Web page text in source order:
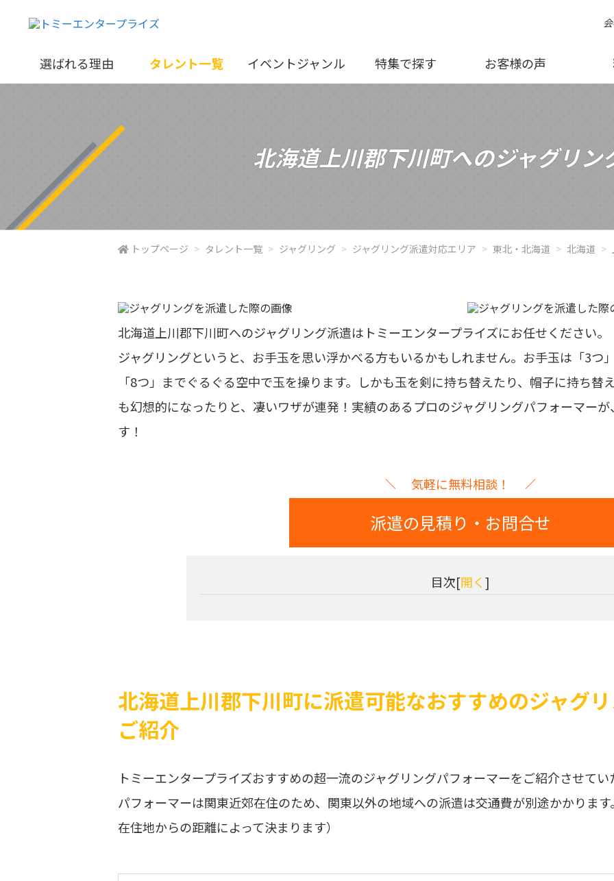
選ばれる理由 タレント一覧 イベントジャンル 特集で探す お客様の声
北海道上川郡下川町へのジャグリン
トップページ タレント一覧 ジャグリング ジャグリング派遣対応エリア 東北・北海道 北海道
北海道上川郡下川町へのジャグリング派遣はトミーエンタープライズにお任せください。
ジャグリングというと、お手玉を思い浮かべる方もいるかもしれません。お手玉は「3つ
「8つ」までぐるぐる空中で玉を操ります。しかも玉を剣に持ち替えたり、帽子に持ち替
も幻想的になったりと、凄いワザが連発！ 実績のあるプロのジャグリングパフォーマー
す！
気軽に無料相談！
派遣の見積り・お問合せ
目次[開く]
北海道上川郡下川町に派遣可能なおすすめのジャグ
ご紹介
トミーエンタープライズおすすめの超一流のジャグリングパフォーマーをご紹介させて
パフォーマーは関東近郊在住のため、関東以外の地域への派遣は交通費が別途かかりま
在住地からの距離によって決まります）